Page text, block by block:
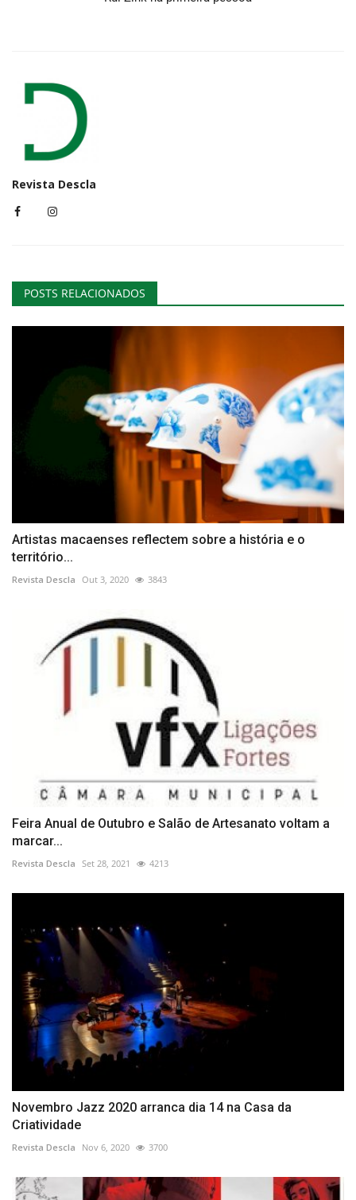
Revista Descla
POSTS RELACIONADOS
Artistas macaenses reflectem sobre a história e o
território...
Revista Descla Out 3, 2020 3843
Feira Anual de Outubro e Salão de Artesanato voltam a
marcar...
Revista Descla Set 28, 2021 4213
Novembro Jazz 2020 arranca dia 14 na Casa da
Criatividade
Revista Descla Nov 6, 2020 3700